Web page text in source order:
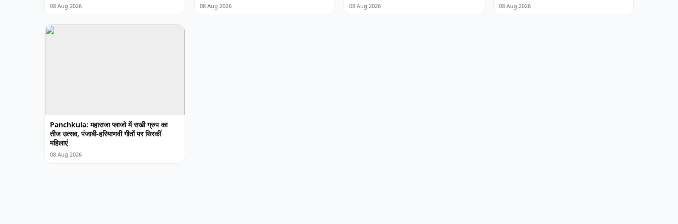
08 Aug 2026 08 Aug 2026 08 Aug 2026 08 Aug 2026
Panchkula: महाराजा प्लाजो में सखी ग्रुप का
तीज उत्सव, पंजाबी-हरियाणवी गीतों पर थिरकीं
महिलाएं
08 Aug 2026